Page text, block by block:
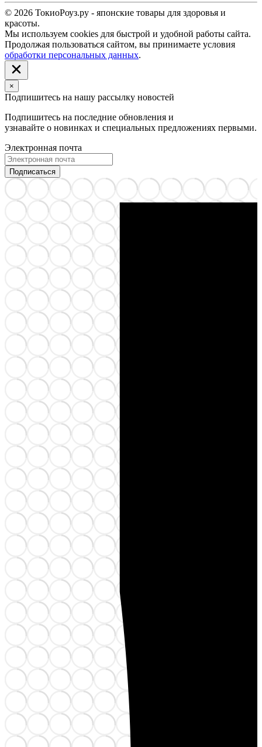
© 2026 ТокиоРоуз.ру - японские товары для здоровья и
красоты.
Мы используем cookies для быстрой и удобной работы сайта.
Продолжая пользоваться сайтом, вы принимаете условия
обработки персональных данных.
×
Подпишитесь на нашу рассылку новостей
Подпишитесь на последние обновления и
узнавайте о новинках и специальных предложениях первыми.
Электронная почта
Подписаться